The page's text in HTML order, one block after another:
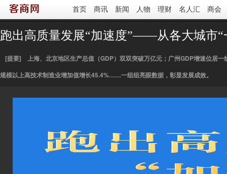
首页 商讯 新闻 人物 理财 名人汇 商会
您当前的位置 ： 图文频道 图说天下
跑出高质量发展“加速度”——从各大城市“
[提要] 上海、北京地区生产总值（GDP）双双突破万亿元；广州GDP增速位居
规模以上高技术制造业增加值增长45.4%……一组组亮眼数据，彰显发展成效。